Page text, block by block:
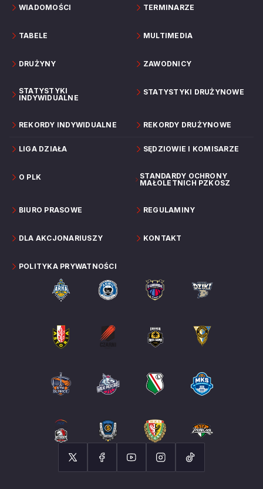
WIADOMOŚCI TERMINARZE
TABELE MULTIMEDIA
DRUŻYNY ZAWODNICY
STATYSTYKI
INDYWIDUALNE
STATYSTYKI DRUŻYNOWE
REKORDY INDYWIDUALNE REKORDY DRUŻYNOWE
LIGA DZIAŁA SĘDZIOWIE I KOMISARZE
O PLK
STANDARDY OCHRONY
MAŁOLETNICH PZKOSZ
BIURO PRASOWE REGULAMINY
DLA AKCJONARIUSZY KONTAKT
POLITYKA PRYWATNOŚCI